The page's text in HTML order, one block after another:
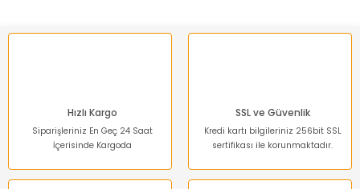
Ürün bilgilerinde hatalar bulunuyor.
Hızlı Kargo
Siparişleriniz En Geç 24 Saat
İçerisinde Kargoda
SSL ve Güvenlik
Kredi kartı bilgileriniz 256bit SSL
sertifikası ile korunmaktadır.